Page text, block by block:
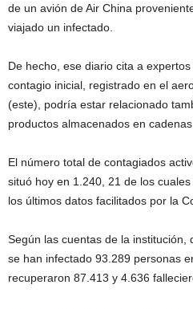
de un avión de Air China
viajado un infectado.
De hecho, ese diario cita a
contagio inicial, registrado en el
(este), podría estar relacionado
productos almacenados en
El número total de contagiados
situó hoy en 1.240, 21 de los
los últimos datos facilitados por la
Según las cuentas de la institución,
se han infectado 93.289 personas
recuperaron 87.413 y 4.636